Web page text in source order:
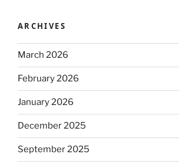
ARCHIVES
March 2026
February 2026
January 2026
December 2025
September 2025